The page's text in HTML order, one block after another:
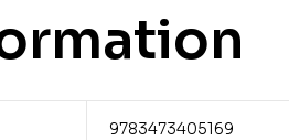
9783473405169